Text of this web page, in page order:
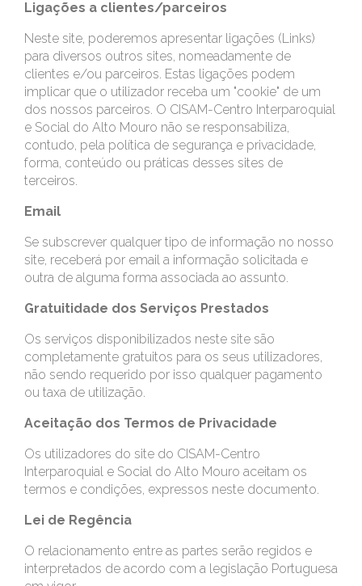
Ligações a clientes/parceiros
Neste site, poderemos apresentar ligações (Links)
para diversos outros sites, nomeadamente de
clientes e/ou parceiros. Estas ligações podem
implicar que o utilizador receba um "cookie" de um
dos nossos parceiros. O CISAM-Centro Interparoquial
e Social do Alto Mouro não se responsabiliza,
contudo, pela política de segurança e privacidade,
forma, conteúdo ou práticas desses sites de
terceiros.
Email
Se subscrever qualquer tipo de informação no nosso
site, receberá por email a informação solicitada e
outra de alguma forma associada ao assunto.
Gratuitidade dos Serviços Prestados
Os serviços disponibilizados neste site são
completamente gratuitos para os seus utilizadores,
não sendo requerido por isso qualquer pagamento
ou taxa de utilização.
Aceitação dos Termos de Privacidade
Os utilizadores do site do CISAM-Centro
Interparoquial e Social do Alto Mouro aceitam os
termos e condições, expressos neste documento.
Lei de Regência
O relacionamento entre as partes serão regidos e
interpretados de acordo com a legislação Portuguesa